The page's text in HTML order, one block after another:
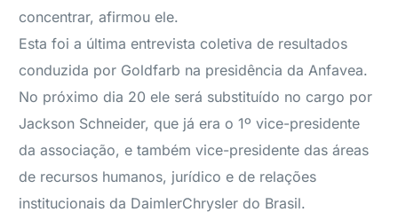
concentrar, afirmou ele.
Esta foi a última entrevista coletiva de resultados
conduzida por Goldfarb na presidência da Anfavea.
No próximo dia 20 ele será substituído no cargo por
Jackson Schneider, que já era o 1º vice-presidente
da associação, e também vice-presidente das áreas
de recursos humanos, jurídico e de relações
institucionais da DaimlerChrysler do Brasil.